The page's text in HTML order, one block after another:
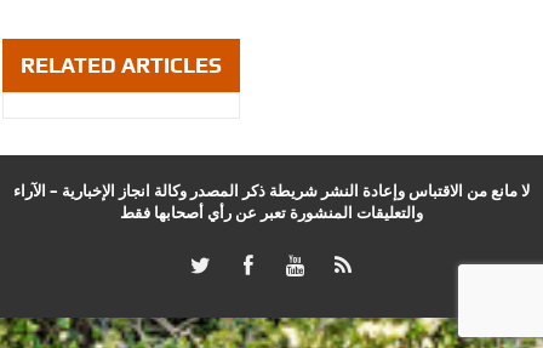
RELATED ARTICLES
لا مانع من الاقتباس وإعادة النشر شريطة ذكر المصدر وكالة انجاز الإخبارية – الآراء
والتعليقات المنشورة تعبر عن رأي أصحابها فقط